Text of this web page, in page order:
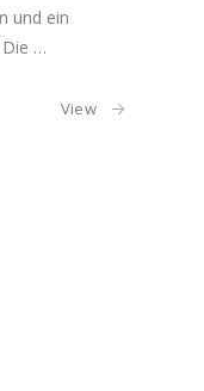
und ein
…
View